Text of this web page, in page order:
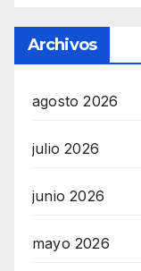
Archivos
agosto 2026
julio 2026
junio 2026
mayo 2026